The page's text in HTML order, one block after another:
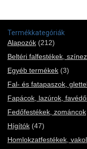
Termékkategóriák
Alapozók (212)
Beltéri falfestékek,
Egyéb termékek (3)
Fal- és fatapaszok,
Fapácok, lazúrok,
Fedőfestékek, zománcok
Hígítók (47)
Homlokzatfestékek,